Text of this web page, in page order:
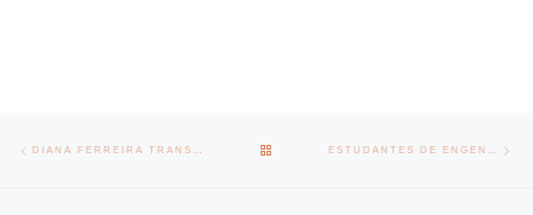
Post navigation DIANA FERREIRA TRANSFORMA REDES DE PESCA E ALGAS NO “NOVO ALGODÃO” DA INDÚSTRIA TÊXTIL BACK TO POST LIST ESTUDANTES DE ENGENHARIA AEROESPACIAL PÕEM EM PRÁTICA CONHECIMENTOS EM DESAFIO